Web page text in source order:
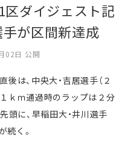
区ダイジェスト記
手が区間新達成
02日 公開
は、中央大・吉居選手（２
ｋｍ通過時のラップは２分
頭に、早稲田大・井川選手
続く。